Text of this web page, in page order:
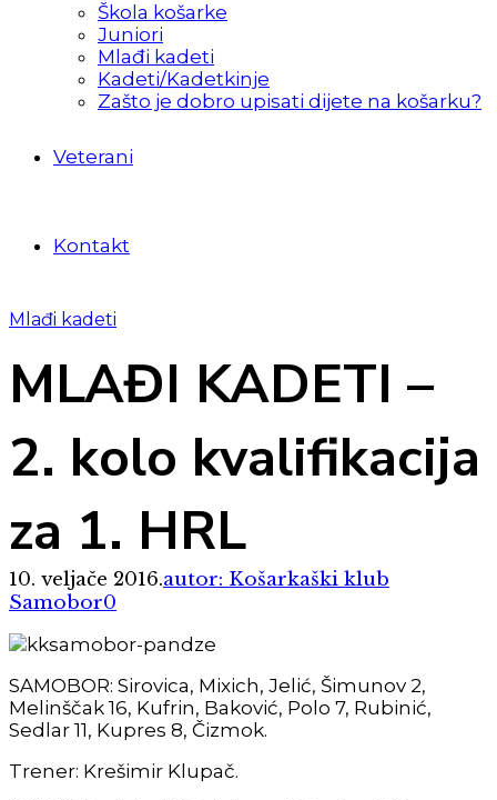
Škola košarke
Juniori
Mlađi kadeti
Kadeti/Kadetkinje
Zašto je dobro upisati dijete na košarku?
Veterani
Kontakt
Mlađi kadeti
MLAĐI KADETI –
2. kolo kvalifikacija
za 1. HRL
10. veljače 2016.autor: Košarkaški klub
Samobor0
SAMOBOR: Sirovica, Mixich, Jelić, Šimunov 2,
Melinščak 16, Kufrin, Baković, Polo 7, Rubinić,
Sedlar 11, Kupres 8, Čizmok.
Trener: Krešimir Klupač.